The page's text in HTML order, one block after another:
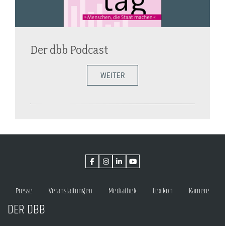
Der dbb Podcast
WEITER
Presse Veranstaltungen Mediathek Lexikon Karriere
DER DBB